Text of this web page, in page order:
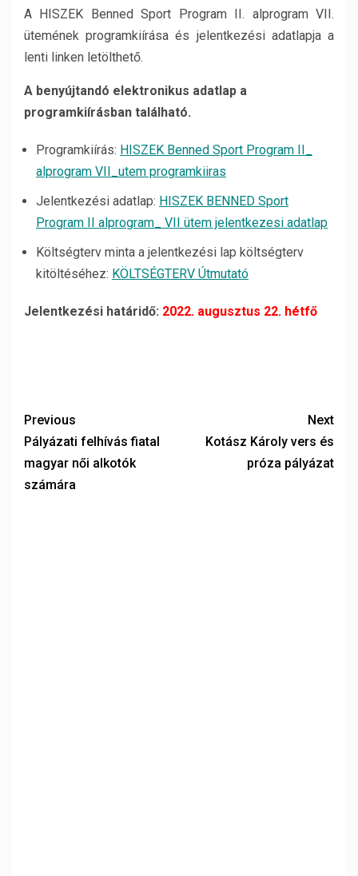
A HISZEK Benned Sport Program II. alprogram VII.
ütemének programkiírása és jelentkezési adatlapja a
lenti linken letölthető.
A benyújtandó elektronikus adatlap a
programkiírásban található.
Programkiírás: HISZEK Benned Sport Program II_
alprogram VII_utem programkiiras
Jelentkezési adatlap: HISZEK BENNED Sport
Program II alprogram_ VII ütem jelentkezesi adatlap
Költségterv minta a jelentkezési lap költségterv
kitöltéséhez: KÖLTSÉGTERV Útmutató
Jelentkezési határidő: 2022. augusztus 22. hétfő
Previous
Pályázati felhívás fiatal
magyar női alkotók
számára
Next
Kotász Károly vers és
próza pályázat